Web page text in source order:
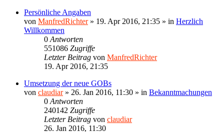
Persönliche Angaben
von ManfredRichter» 19. Apr 2016, 21:35 » in Herzlich
Willkommen
0 Antworten
551086 Zugriffe
Letzter Beitrag von ManfredRichter
19. Apr 2016, 21:35
Umsetzung der neue GOBs
von claudiar» 26. Jan 2016, 11:30 » in Bekanntmachungen
0 Antworten
240142 Zugriffe
Letzter Beitrag von claudiar
26. Jan 2016, 11:30